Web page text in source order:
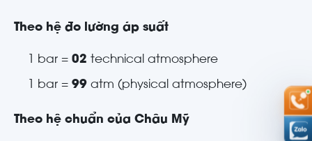
Theo hệ đo lường áp suất
1 bar = 02 technical atmosphere
1 bar = 99 atm (physical atmosphere)
Theo hệ chuẩn của Châu Mỹ